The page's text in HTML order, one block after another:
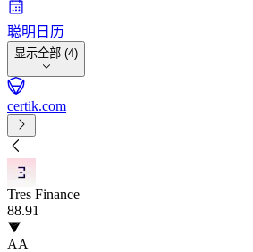
聪明日历
显示全部 (4)
certik.com
Tres Finance
88.91
AA